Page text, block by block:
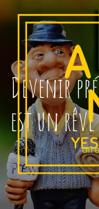
Devenir
est un rêve
21 mars 2020 |